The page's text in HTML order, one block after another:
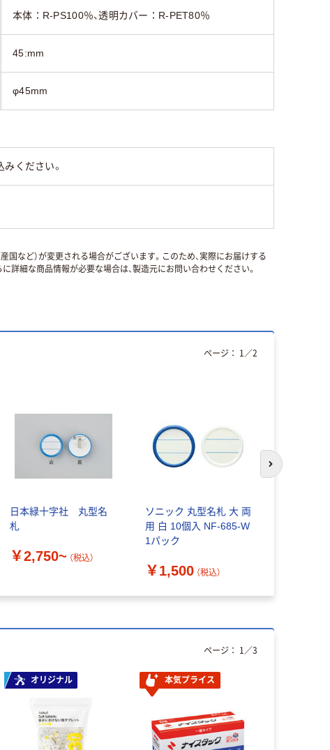
本体：R-PS100％、透明カバー：R-PET80％
45:mm
φ45mm
みください。
国など）が変更される場合がございます。このため、実際にお届けする
細な商品情報が必要な場合は、製造元にお問い合わせください。
日本緑十字社 丸型名
札
￥2,750~ （税込）
ソニック 丸型名札 大 両
用 白 10個入 NF-685-W
1パック
￥1,500 （税込）
ページ： 1 ／2
次のスライド
オリジナル 本気プライス
ページ： 1 ／3